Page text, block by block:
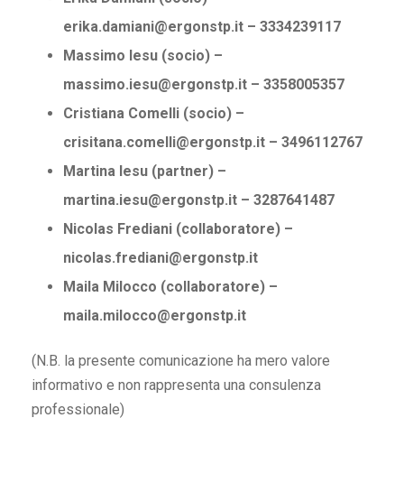
erika.damiani@ergonstp.it – 3334239117
Massimo Iesu (socio) –
massimo.iesu@ergonstp.it – 3358005357
Cristiana Comelli (socio) –
crisitana.comelli@ergonstp.it – 3496112767
Martina Iesu (partner) –
martina.iesu@ergonstp.it – 3287641487
Nicolas Frediani (collaboratore) –
nicolas.frediani@ergonstp.it
Maila Milocco (collaboratore) –
maila.milocco@ergonstp.it
(N.B. la presente comunicazione ha mero valore
informativo e non rappresenta una consulenza
professionale)